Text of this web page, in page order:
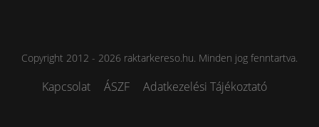
Copyright 2012 - 2026 raktarkereso.hu. Minden jog fenntartva.
Kapcsolat ÁSZF Adatkezelési Tájékoztató